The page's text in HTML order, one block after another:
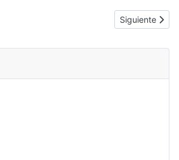
Artículo
Siguiente